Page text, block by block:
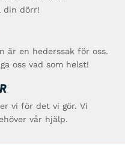
din dörr!
är en hederssak för oss.
oss vad som helst!
vi för det vi gör. Vi
vår hjälp.